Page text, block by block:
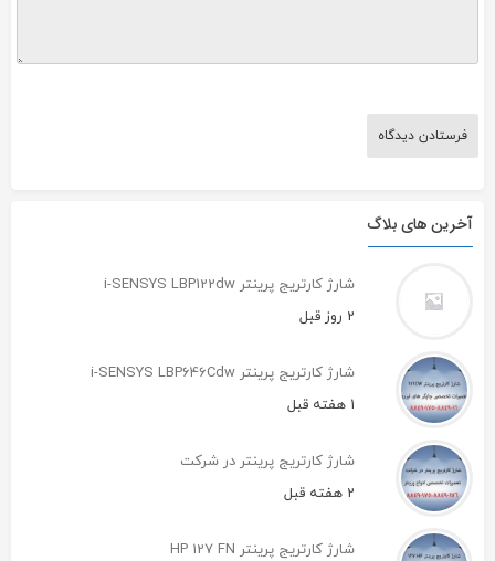
آخرین های بلاگ
شارژ کارتریج پرینتر i-SENSYS LBP122dw
2 روز قبل
شارژ کارتریج پرینتر i-SENSYS LBP646Cdw
1 هفته قبل
شارژ کارتریج پرینتر در شرکت
2 هفته قبل
شارژ کارتریج پرینتر HP 127 FN